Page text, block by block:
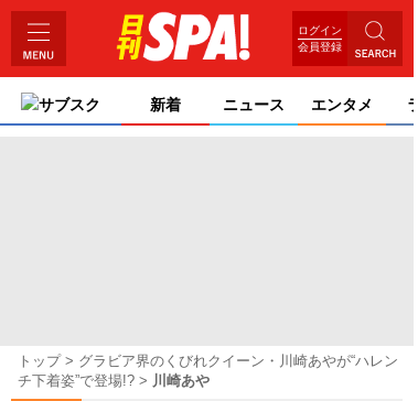
ログイン
会員登録
サブスク 新着 ニュース エンタメ
トップ
グラビア界のくびれクイーン・川崎あやが“ハレン
チ下着姿”で登場!?
川崎あや